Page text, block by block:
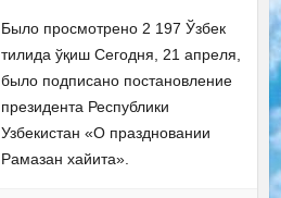
Было просмотрено 2 197 Ўзбек
тилида ўқиш Сегодня, 21 апреля,
было подписано постановление
президента Республики
Узбекистан «О праздновании
Рамазан хайита».